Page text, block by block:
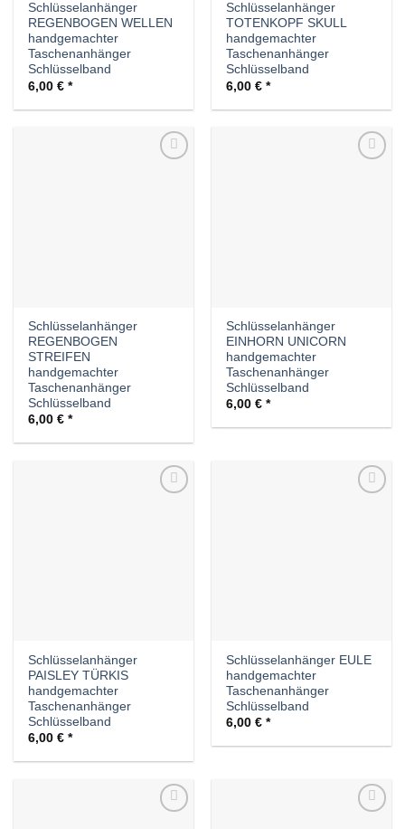
Schlüsselanhänger
REGENBOGEN WELLEN
handgemachter
Taschenanhänger
Schlüsselband
6,00€
Schlüsselanhänger
TOTENKOPF SKULL
handgemachter
Taschenanhänger
Schlüsselband
6,00€
Schlüsselanhänger
REGENBOGEN
STREIFEN
handgemachter
Taschenanhänger
Schlüsselband
6,00€
Schlüsselanhänger
EINHORN UNICORN
handgemachter
Taschenanhänger
Schlüsselband
6,00€
Schlüsselanhänger
PAISLEY TÜRKIS
handgemachter
Taschenanhänger
Schlüsselband
6,00€
Schlüsselanhänger EULE
handgemachter
Taschenanhänger
Schlüsselband
6,00€